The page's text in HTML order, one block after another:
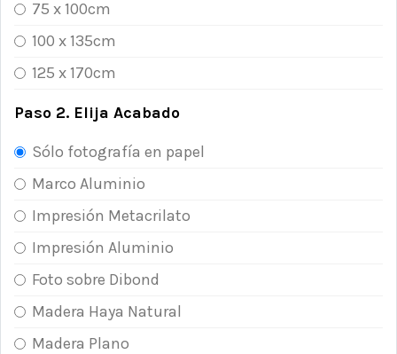
75 x 100cm
100 x 135cm
125 x 170cm
Paso 2. Elija Acabado
Sólo fotografía en papel
Marco Aluminio
Impresión Metacrilato
Impresión Aluminio
Foto sobre Dibond
Madera Haya Natural
Madera Plano